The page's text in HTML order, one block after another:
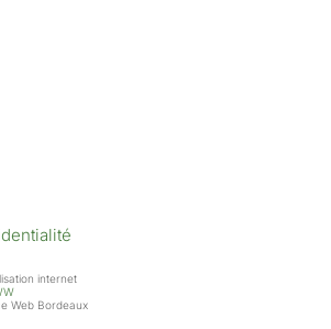
internet
Web Bordeaux